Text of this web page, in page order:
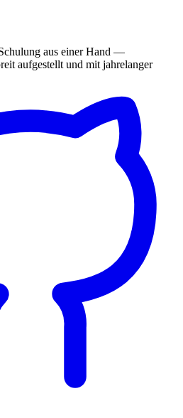
aus einer Hand —
aufgestellt und mit jahrelanger